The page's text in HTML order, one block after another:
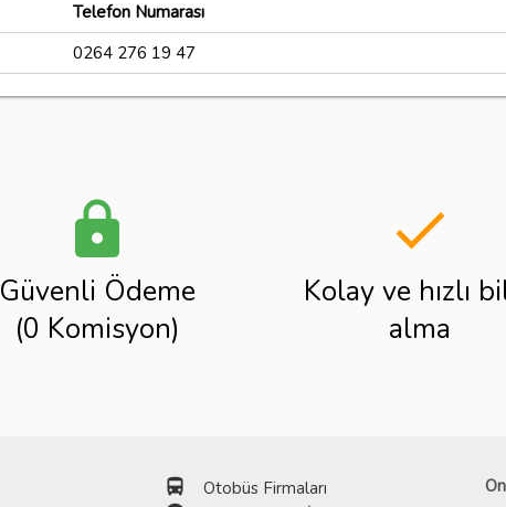
Telefon Numarası
0264 276 19 47
lock
Güvenli Ödeme
(0 Komisyon)
done
Kolay ve hızlı
alma
directions_bus Otobüs Firmaları